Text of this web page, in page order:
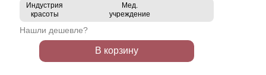
Индустрия
красоты
Мед.
учреждение
Нашли дешевле?
В корзину